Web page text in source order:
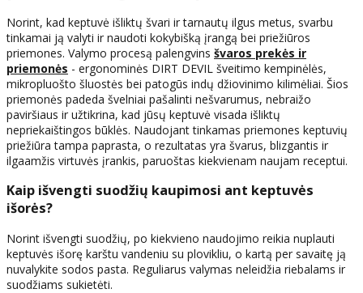
Norint, kad keptuvė išliktų švari ir tarnautų ilgus metus, svarbu
tinkamai ją valyti ir naudoti kokybišką įrangą bei priežiūros
priemones. Valymo procesą palengvins švaros prekės ir
priemonės - ergonominės DIRT DEVIL šveitimo kempinėlės,
mikropluošto šluostės bei patogūs indų džiovinimo kilimėliai. Šios
priemonės padeda švelniai pašalinti nešvarumus, nebraižo
paviršiaus ir užtikrina, kad jūsų keptuvė visada išliktų
nepriekaištingos būklės. Naudojant tinkamas priemones keptuvių
priežiūra tampa paprasta, o rezultatas yra švarus, blizgantis ir
ilgaamžis virtuvės įrankis, paruoštas kiekvienam naujam receptui.
Kaip išvengti suodžių kaupimosi ant keptuvės
išorės?
Norint išvengti suodžių, po kiekvieno naudojimo reikia nuplauti
keptuvės išorę karštu vandeniu su plovikliu, o kartą per savaitę ją
nuvalykite sodos pasta. Reguliarus valymas neleidžia riebalams ir
suodžiams sukietėti.